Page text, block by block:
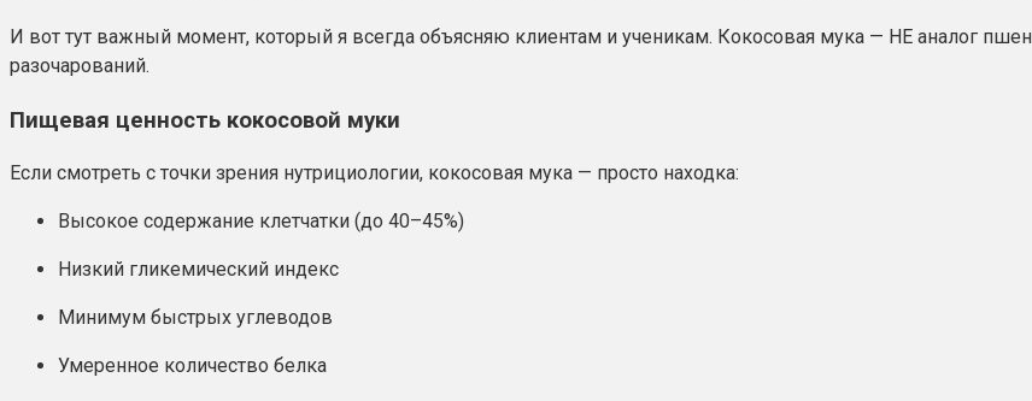
И вот тут важный момент, который я всегда объясняю клиентам и ученикам. Кокосовая мука — НЕ аналог
разочарований.
Пищевая ценность кокосовой муки
Если смотреть с точки зрения нутрициологии, кокосовая мука — просто находка:
Высокое содержание клетчатки (до 40–45%)
Низкий гликемический индекс
Минимум быстрых углеводов
Умеренное количество белка